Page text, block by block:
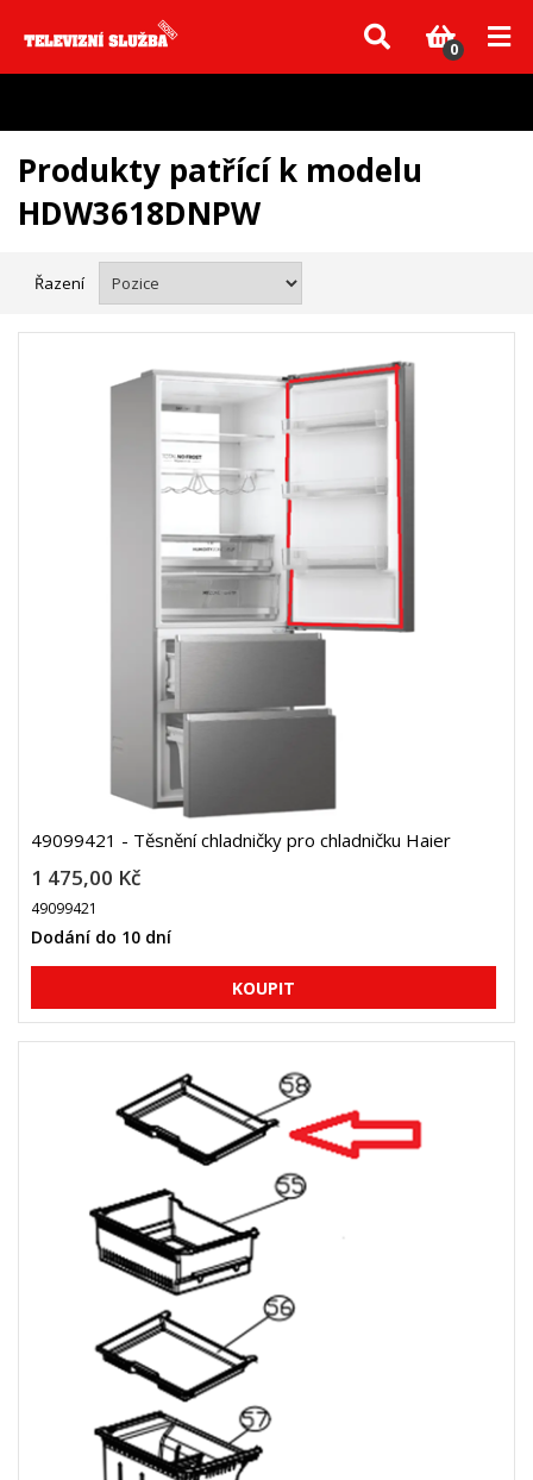
Vzhledem k aktuální situaci se může dodání dílů, které nejsou skladem,
zpozdit. Děkujeme za pochopení.
0
Produkty patřící k modelu
HDW3618DNPW
Řazení
49099421 - Těsnění chladničky pro chladničku Haier
1 475,00 Kč
49099421
Dodání do 10 dní